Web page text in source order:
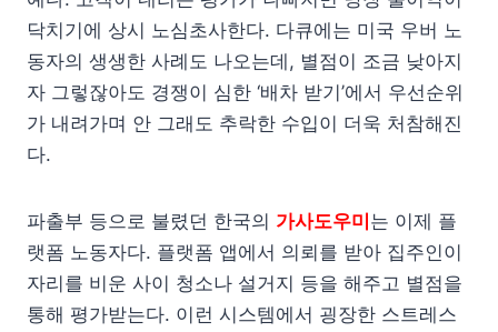
닥치기에 상시 노심초사한다. 다큐에는 미국 우버 노
동자의 생생한 사례도 나오는데, 별점이 조금 낮아지
자 그렇잖아도 경쟁이 심한 ‘배차 받기’에서 우선순위
가 내려가며 안 그래도 추락한 수입이 더욱 처참해진
다.
파출부 등으로 불렸던 한국의 가사도우미는 이제 플
랫폼 노동자다. 플랫폼 앱에서 의뢰를 받아 집주인이
자리를 비운 사이 청소나 설거지 등을 해주고 별점을
통해 평가받는다. 이런 시스템에서 굉장한 스트레스